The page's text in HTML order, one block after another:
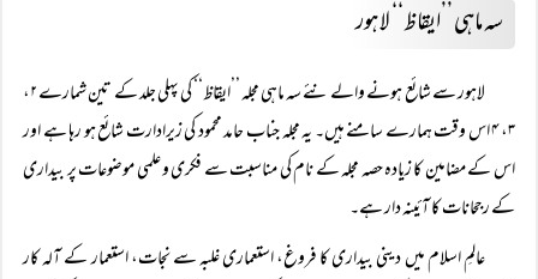
سہ ماہی ’’ایقاظ‘‘ لاہور
لاہور سے شائع ہونے والے نئے سہ ماہی مجلہ ’’ایقاظ‘‘ کی پہلی جلد کے تین شمارے ۲،
۳، ۴ اس وقت ہمارے سامنے ہیں۔ یہ مجلہ جناب حامد محمود کی زیرادارت شائع ہو رہا ہے اور
اس کے مضامین کا زیادہ حصہ مجلہ کے نام کی مناسبت سے فکری و علمی موضوعات پر بیداری
کے رجحانات کا آئینہ دار ہے۔
عالمِ اسلام میں دینی بیداری کا فروغ، استعماری غلبہ سے نجات، استعمار کے آلہ کار